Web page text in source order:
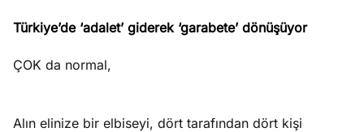
Türkiye’de ‘adalet’ giderek ‘garabete’ dönüşüyor
ÇOK da normal,
Alın elinize bir elbiseyi, dört tarafından dört kişi